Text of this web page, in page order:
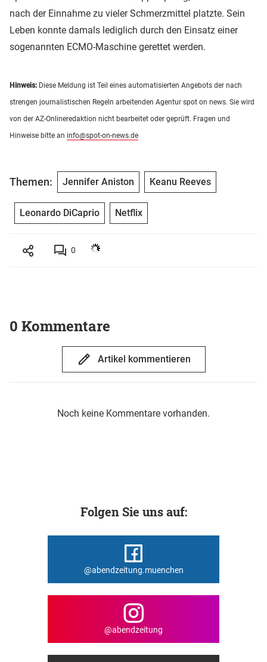
nach der Einnahme zu vieler Schmerzmittel platzte. Sein
Leben konnte damals lediglich durch den Einsatz einer
sogenannten ECMO-Maschine gerettet werden.
Hinweis: Diese Meldung ist Teil eines automatisierten Angebots der nach
strengen journalistischen Regeln arbeitenden Agentur spot on news. Sie wird
von der AZ-Onlineredaktion nicht bearbeitet oder geprüft. Fragen und
Hinweise bitte an info@spot-on-news.de
Themen: Jennifer Aniston Keanu Reeves
Leonardo DiCaprio Netflix
0
0 Kommentare
Artikel kommentieren
Noch keine Kommentare vorhanden.
Folgen Sie uns auf:
@abendzeitung.muenchen
@abendzeitung